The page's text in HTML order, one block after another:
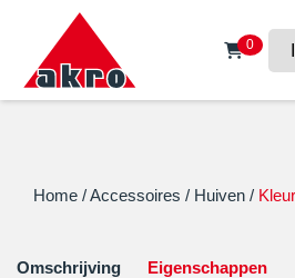
0
Home /Accessoires / Huiven /
Omschrijving Eigenschappen